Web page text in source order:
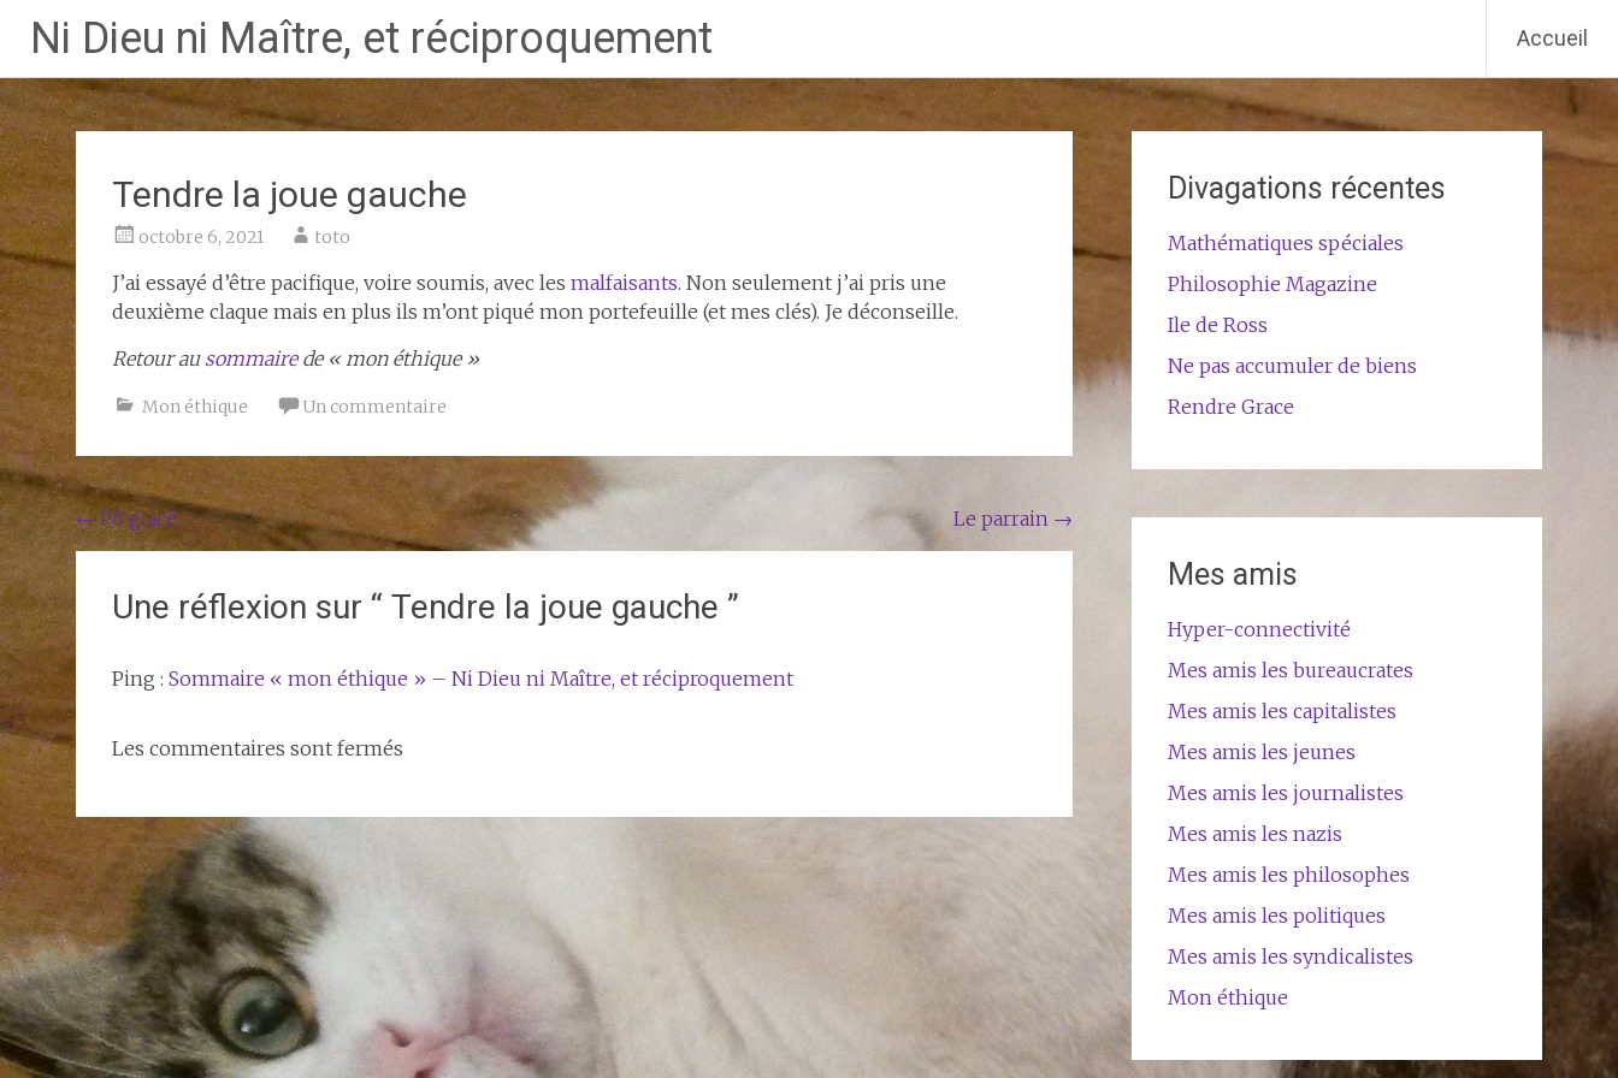
Aller
au
contenu
principal
Ni Dieu ni Maître, et réciproquement Accueil
Tendre la joue gauche
octobre 6, 2021 toto
J’ai essayé d’être pacifique, voire soumis, avec les malfaisants. Non seulement j’ai pris une
deuxième claque mais en plus ils m’ont piqué mon portefeuille (et mes clés). Je déconseille.
Retour au sommairede « mon éthique »
Mon éthique Un commentaire
Navigation
de
l'article
←Pô glacé Le parrain →
Une réflexion sur “ Tendre la joue gauche ”
Ping : Sommaire « mon éthique » – Ni Dieu ni Maître, et réciproquement
Les commentaires sont fermés
Divagations récentes
Mathématiques spéciales
Philosophie Magazine
Ile de Ross
Ne pas accumuler de biens
Rendre Grace
Mes amis
Hyper-connectivité
Mes amis les bureaucrates
Mes amis les capitalistes
Mes amis les jeunes
Mes amis les journalistes
Mes amis les nazis
Mes amis les philosophes
Mes amis les politiques
Mes amis les syndicalistes
Mon éthique